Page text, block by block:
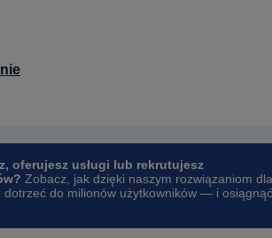
oferujesz usługi lub rekrutujesz
Zobacz, jak dzięki naszym rozwiązaniom dla
dotrzeć do milionów użytkowników — i osiągnąć